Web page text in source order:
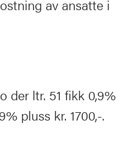
av ansatte i
der ltr. 51 fikk 0,9%
pluss kr. 1700,-.